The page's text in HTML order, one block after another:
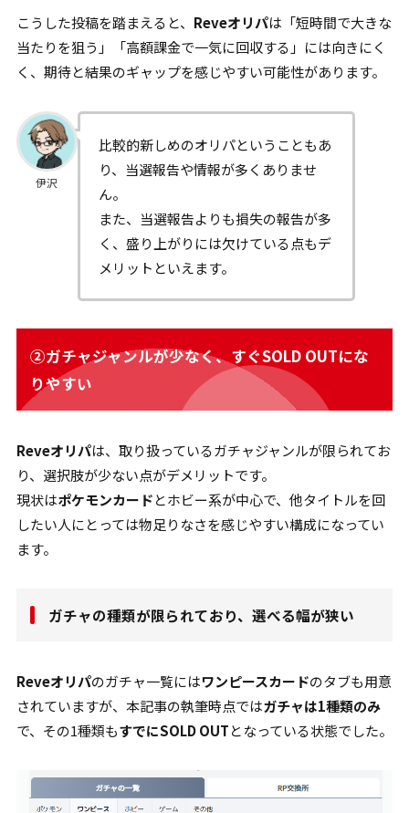
こうした投稿を踏まえると、 Reveオリパは「短時間で大きな
当たりを狙う」「高額課金で一気に回収する」には向きにく
く、期待と結果のギャップを感じやすい可能性があります。
伊沢
比較的新しめのオリパということもあ
り、当選報告や情報が多くありませ
ん。
また、当選報告よりも損失の報告が多
く、盛り上がりには欠けている点もデ
メリットといえます。
②ガチャジャンルが少なく、すぐSOLD OUTにな
りやすい
Reveオリパは、取り扱っているガチャジャンルが限られてお
り、選択肢が少ない点がデメリットです。
現状はポケモンカードとホビー系が中心で、他タイトルを回
したい人にとっては物足りなさを感じやすい構成になってい
ます。
ガチャの種類が限られており、選べる幅が狭い
Reveオリパのガチャ一覧にはワンピースカードのタブも用意
されていますが、本記事の執筆時点ではガチャは1種類のみ
で、その1種類もすでにSOLD OUTとなっている状態でした。